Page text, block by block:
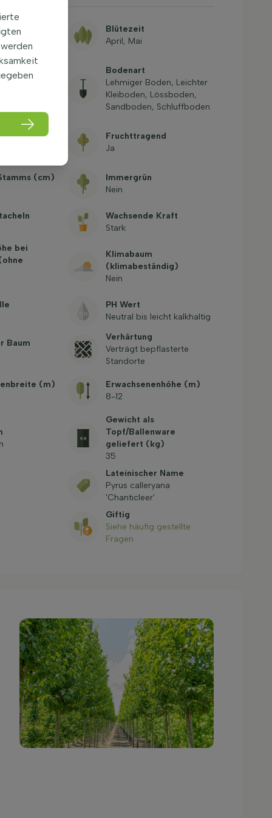
Blütezeit
April, Mai
Bodenart
Lehmiger Boden, Leichter
Kleiboden, Lössboden,
Sandboden, Schluffboden
Fruchttragend
Ja
(cm)
Immergrün
Nein
Wachsende Kraft
Stark
bei
Klimabaum
(klimabeständig)
Nein
PH Wert
Neutral bis leicht kalkhaltig
Baum
Verhärtung
Verträgt bepflasterte
Standorte
(m)
Erwachsenenhöhe (m)
8-12
Gewicht als
Topf/Ballenware
geliefert (kg)
35
Lateinischer Name
Pyrus calleryana
'Chanticleer'
Giftig
Siehe häufig gestellte
Fragen